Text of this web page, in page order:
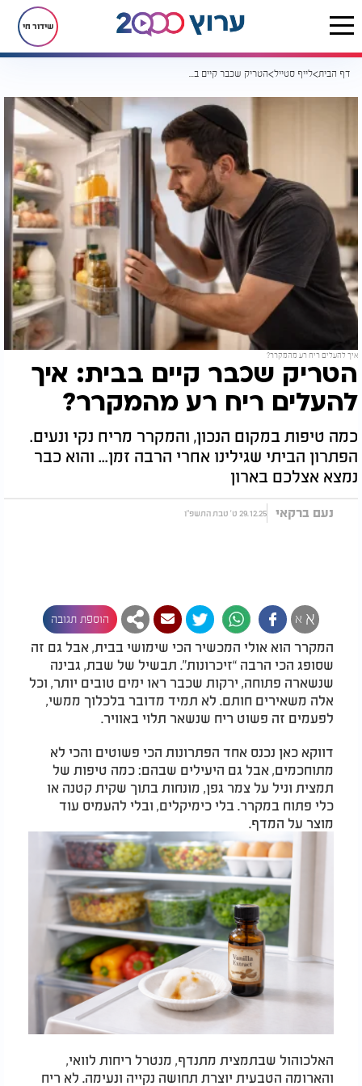
שידור חי
דף הבית לייף סטייל הטריק שכבר קיים בבית: איך להעלים ריח רע מהמקרר?
איך להעלים ריח רע מהמקרר?
הטריק שכבר קיים בבית: איך
להעלים ריח רע מהמקרר?
כמה טיפות במקום הנכון, והמקרר מריח נקי ונעים.
הפתרון הביתי שגילינו אחרי הרבה זמן... והוא כבר
נמצא אצלכם בארון
נעם ברקאי 29.12.25 ט' טבת התשפ"ו
א א הוספת תגובה
המקרר הוא אולי המכשיר הכי שימושי בבית, אבל גם זה
שסופג הכי הרבה “זיכרונות”. תבשיל של שבת, גבינה
שנשארה פתוחה, ירקות שכבר ראו ימים טובים יותר, וכל
אלה משאירים חותם. לא תמיד מדובר בלכלוך ממשי,
לפעמים זה פשוט ריח שנשאר תלוי באוויר.
דווקא כאן נכנס אחד הפתרונות הכי פשוטים והכי לא
מתוחכמים, אבל גם היעילים שבהם: כמה טיפות של
תמצית וניל על צמר גפן, מונחות בתוך שקית קטנה או
כלי פתוח במקרר. בלי כימיקלים, ובלי להעמיס עוד
מוצר על המדף.
האלכוהול שבתמצית מתנדף, מנטרל ריחות לוואי,
והארומה הטבעית יוצרת תחושה נקייה ונעימה. לא ריח